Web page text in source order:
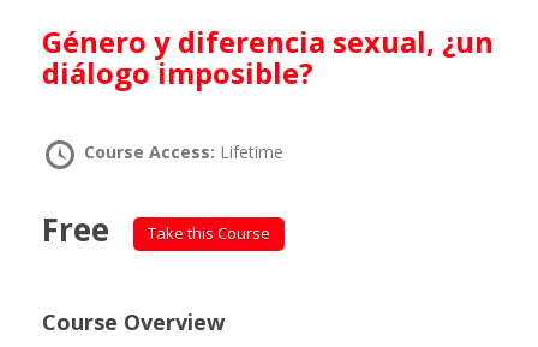
Género y diferencia sexual, ¿un
diálogo imposible?
Course Access: Lifetime
Free Take this Course
Course Overview